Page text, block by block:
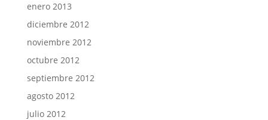
enero 2013
diciembre 2012
noviembre 2012
octubre 2012
septiembre 2012
agosto 2012
julio 2012